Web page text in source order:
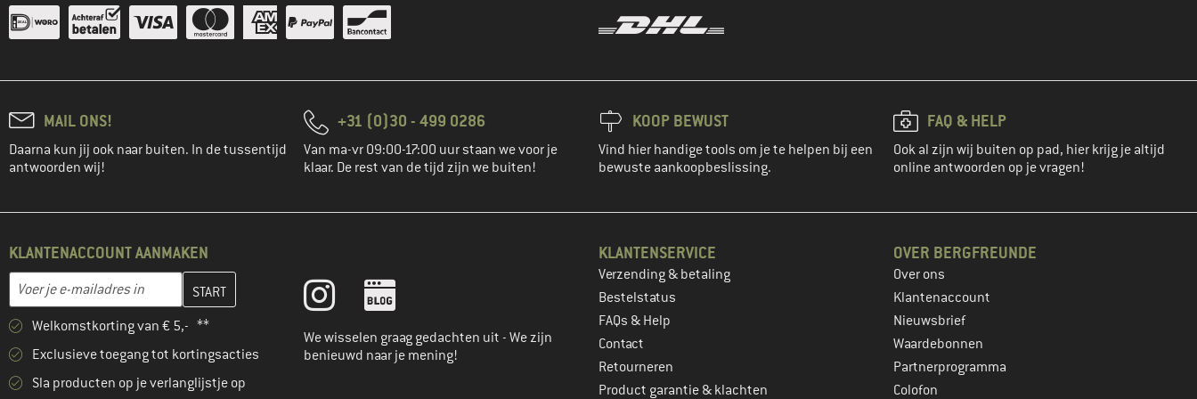
MAIL ONS!
Daarna kun jij ook naar buiten. In de tussentijd
antwoorden wij!
+31 (0)30 - 499 0286
Van ma-vr 09:00-17:00 uur staan we voor je
klaar. De rest van de tijd zijn we buiten!
KOOP BEWUST
Vind hier handige tools om je te helpen bij een
bewuste aankoopbeslissing.
FAQ & HELP
Ook al zijn wij buiten op pad, hier krijg je altijd
online antwoorden op je vragen!
KLANTENACCOUNT AANMAKEN
E-mailadres
Vul je e-mailadres hier in en maak in de volgende stap je klantenaccount aan
Welkomstkorting van € 5,- **
Exclusieve toegang tot kortingsacties
Sla producten op je verlanglijstje op
We wisselen graag gedachten uit - We zijn
benieuwd naar je mening!
KLANTENSERVICE
Verzending & betaling
Bestelstatus
FAQs & Help
Contact
Retourneren
Product garantie & klachten
OVER BERGFREUNDE
Over ons
Klantenaccount
Nieuwsbrief
Waardebonnen
Partnerprogramma
Colofon